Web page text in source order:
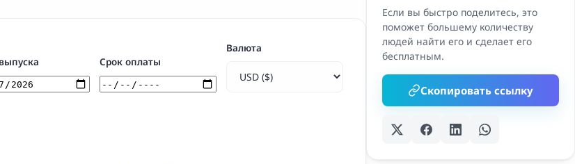
Срок оплаты
Валюта
Если вы быстро поделитесь, это
поможет большему количеству
людей найти его и сделает его
бесплатным.
Скопировать ссылку